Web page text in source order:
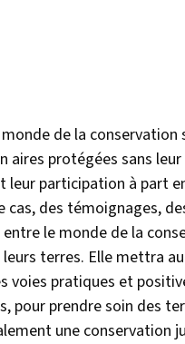
de la conservation
aires protégées sans
leur participation à part
cas, des témoignages,
le monde de la
terres. Elle mettra
voies pratiques et
pour prendre soin des
une conservation